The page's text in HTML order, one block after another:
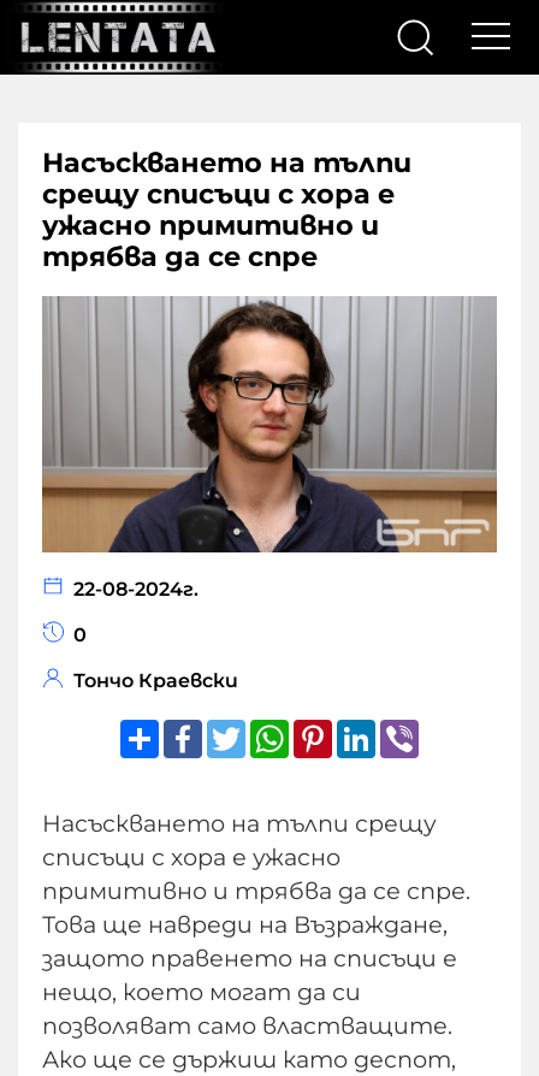
Насъскването на тълпи
срещу списъци с хора е
ужасно примитивно и
трябва да се спре
22-08-2024г.
0
Тончо Краевски
ShareFacebook
TwitterWhatsApp
Pinterest
LinkedIn
Насъскването на тълпи срещу
списъци с хора е ужасно
примитивно и трябва да се спре.
Това ще навреди на Възраждане,
защото правенето на списъци е
нещо, което могат да си
позволяват само властващите.
Ако ще се държиш като деспот,